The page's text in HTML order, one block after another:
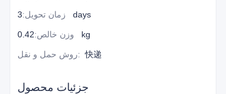
زمان تحویل: 3 days
وزن خالص: 0.42 kg
روش حمل و نقل: 快递
جزئیات محصول